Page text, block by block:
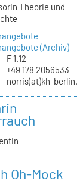
Theorie und
(Archiv)
F 1.12
+49 178 2056533
norris(at)kh-
Oh-Mock